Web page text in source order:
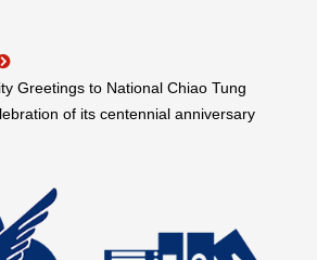
Greetings to National Chiao Tung
of its centennial anniversary